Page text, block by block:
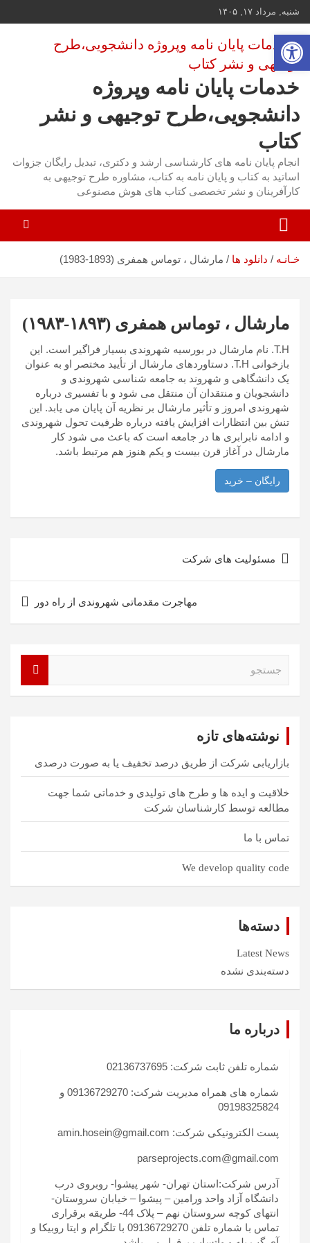
بروید
شنبه, مرداد ۱۷, ۱۴۰۵
خدمات پایان نامه وپروژه
دانشجویی،طرح توجیهی و نشر
کتاب
انجام پایان نامه های کارشناسی ارشد و دکتری، تبدیل رایگان جزوات
اساتید به کتاب و پایان نامه به کتاب، مشاوره طرح توجیهی به
کارآفرینان و نشر تخصصی کتاب های هوش مصنوعی
خـانـه دانلود ها مارشال ، توماس همفری (1893-1983)
مارشال ، توماس همفری (۱۸۹۳-۱۹۸۳)
T.H. نام مارشال در بورسیه شهروندی بسیار فراگیر است. این
بازخوانی T.H. دستاوردهای مارشال از تأیید مختصر او به عنوان
یک دانشگاهی و شهروند به جامعه شناسی شهروندی و
دانشجویان و منتقدان آن منتقل می شود و با تفسیری درباره
شهروندی امروز و تأثیر مارشال بر نظریه آن پایان می یابد. این
تنش بین انتظارات افزایش یافته درباره ظرفیت تحول شهروندی
و ادامه نابرابری ها در جامعه است که باعث می شود کار
مارشال در آغاز قرن بیست و یکم هنوز هم مرتبط باشد.
رایگان – خرید
مسئولیت های شرکت
مهاجرت مقدماتی شهروندی از راه دور
نوشته‌های تازه
بازاریابی شرکت از طریق درصد تخفیف یا به صورت درصدی
خلاقیت و ایده ها و طرح های تولیدی و خدماتی شما جهت
مطالعه توسط کارشناسان شرکت
تماس با ما
We develop quality code
دسته‌ها
Latest News
دسته‌بندی نشده
درباره ما
شماره تلفن ثابت شرکت: 02136737695
شماره های همراه مدیریت شرکت: 09136729270 و
09198325824
پست الکترونیکی شرکت: amin.hosein@gmail.com
parseprojects.com@gmail.com
آدرس شرکت:استان تهران- شهر پیشوا- روبروی درب
دانشگاه آزاد واحد ورامین – پیشوا – خیابان سروستان-
انتهای کوچه سروستان نهم – پلاک 44- طریقه برقراری
تماس با شماره تلفن 09136729270 با تلگرام و ایتا روبیکا و
باز کردن نوار ابزار